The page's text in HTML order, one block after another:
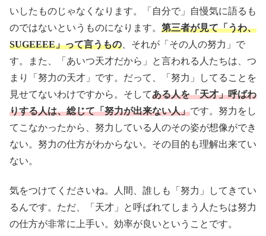
いしたものじゃなくなります。「自分で」自慢気に語るも
のではないというものになります。 第三者が見て「うわ、
SUGEEEE」って言うもの 、それが「その人の努力」で
す。また、「あいつ天才だから」と言われる人たちは、つ
まり「努力の天才」です。だって、「努力」してることを
見せてないわけですから。そしてある人を「天才」呼ばわ
りする人は、総じて「努力が出来ない人」です。努力をし
てこなかったから、努力している人のその姿が想像ができ
ない。努力の仕方がわからない。その目的も理解出来てい
ない。
気をつけてくださいね。人間、誰しも「努力」してきてい
るんです。ただ、「天才」と呼ばれてしまう人たちは努力
の仕方が非常に上手い。効率が良いということです。